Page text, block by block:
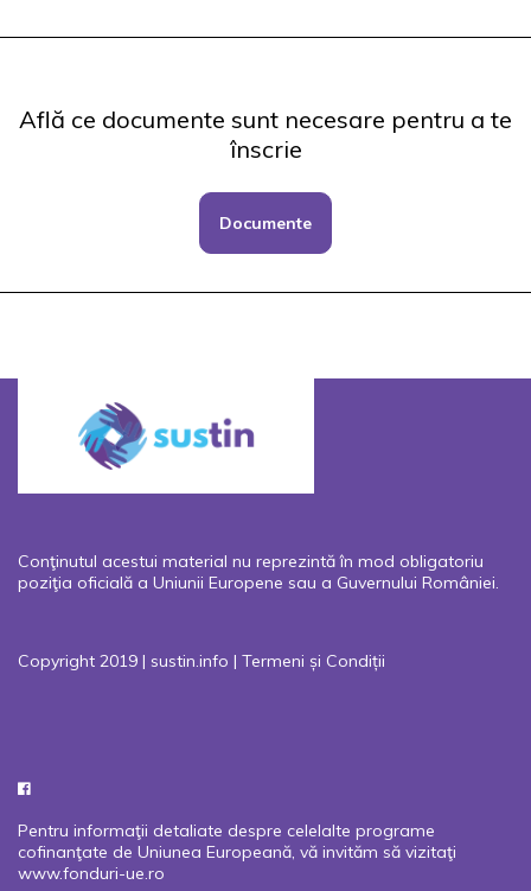
Află ce documente sunt necesare pentru a te
înscrie
Documente
Conţinutul acestui material nu reprezintă în mod obligatoriu
poziţia oficială a Uniunii Europene sau a Guvernului României.
Copyright 2019 | sustin.info | Termeni și Condiții
Pentru informaţii detaliate despre celelalte programe
cofinanţate de Uniunea Europeană, vă invităm să vizitaţi
www.fonduri-ue.ro